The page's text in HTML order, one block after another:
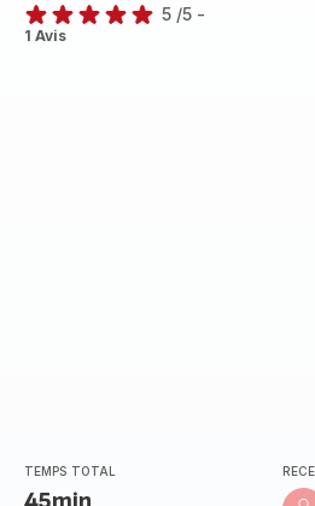
Avis
5 /5 -
1 Avis
TEMPS TOTAL